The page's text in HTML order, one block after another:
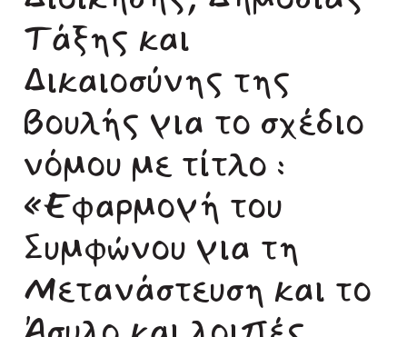
Τάξης και
Δικαιοσύνης της
Βουλής για το σχέδιο
νόμου με τίτλο :
«Εφαρμογή του
Συμφώνου για τη
Μετανάστευση και το